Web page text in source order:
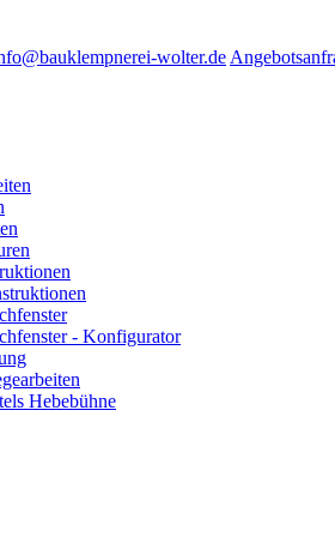
wolter.de
- Konfigurator
Hebebühne